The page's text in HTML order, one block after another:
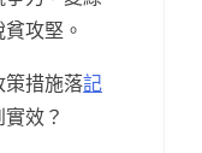
攻堅。
策措施落記
效？